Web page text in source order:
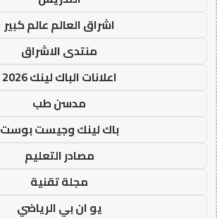
اشراق العالم عالم كبير
منتدى الاشراق
اعلانات الباك لينك 2026
مدسن طب
باك لينك وجيست بوست
مصادر التعليم
مجلة تقنية
يو ان بي الرياضي